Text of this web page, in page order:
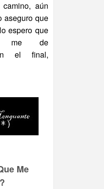
aún
aseguro que
espero que
me de
el final,
Me